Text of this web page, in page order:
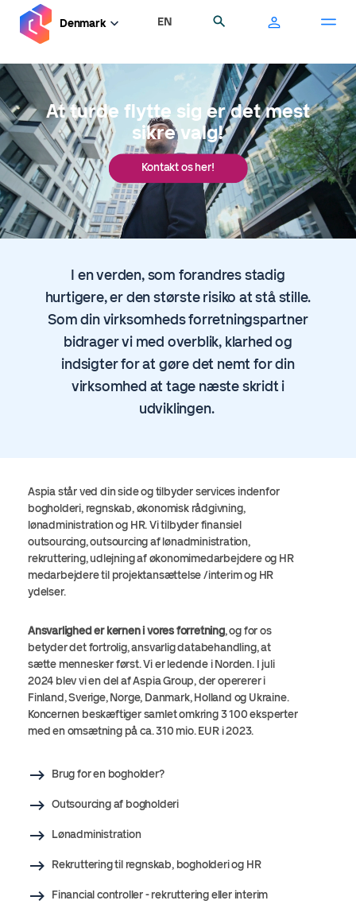
hovedindhold
Denmark EN
At turde flytte sig er det mest
sikre valg!
Kontakt os her!
I en verden, som forandres stadig
hurtigere, er den største risiko at stå stille.
Som din virksomheds forretningspartner
bidrager vi med overblik, klarhed og
indsigter for at gøre det nemt for din
virksomhed at tage næste skridt i
udviklingen.
Aspia står ved din side og tilbyder services indenfor
bogholderi, regnskab, økonomisk rådgivning,
lønadministration og HR. Vi tilbyder finansiel
outsourcing, outsourcing af lønadministration,
rekruttering, udlejning af økonomimedarbejdere og HR
medarbejdere til projektansættelse /interim og HR
ydelser.
Ansvarlighed er kernen i vores forretning, og for os
betyder det fortrolig, ansvarlig databehandling, at
sætte mennesker først. Vi er ledende i Norden. I juli
2024 blev vi en del afAspiaGroup, der opererer i
Finland, Sverige, Norge, Danmark, Holland og Ukraine.
Koncernen beskæftiger samlet omkring 3 100 eksperter
med en omsætning på ca. 310 mio. EUR i 2023.
Brug for en bogholder?
Outsourcing af bogholderi
Lønadministration
Rekruttering til regnskab, bogholderi og HR
Financial controller - rekruttering eller interim